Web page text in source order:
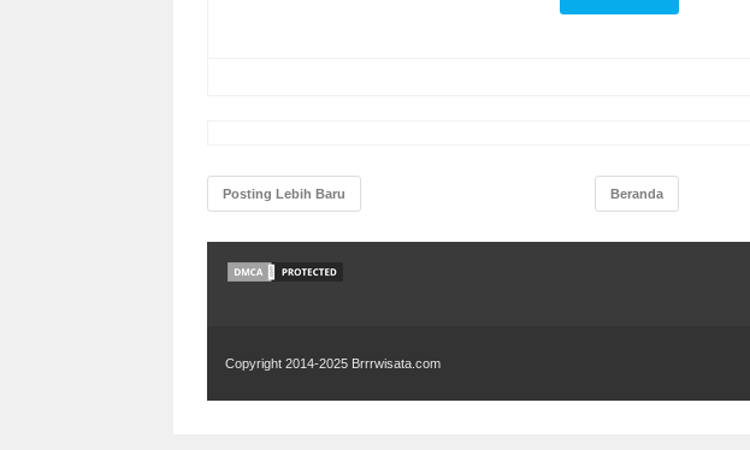
Posting Lebih Baru Beranda
Copyright 2014-2025 Brrrwisata.com